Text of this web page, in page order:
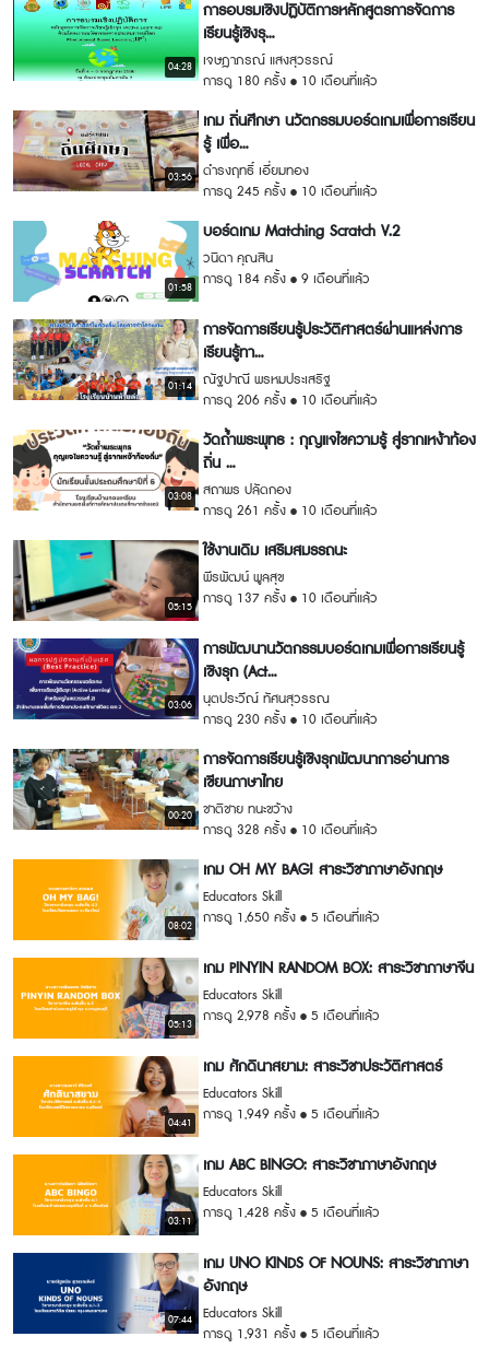
04:28
การอบรมเชิงปฏิบัติการหลักสูตรการจัดการ
เรียนรู้เชิงรุ...
เจษฎาภรณ์ แสงสุวรรณ์
การดู 180 ครั้ง
10 เดือนที่แล้ว
03:56
เกม ถิ่นศึกษา นวัตกรรมบอร์ดเกมเพื่อการเรียน
รู้ เพื่อ...
ดำรงฤทธิ์ เอี่ยมทอง
การดู 245 ครั้ง
10 เดือนที่แล้ว
01:58
บอร์ดเกม Matching Scratch V.2
วนิดา คุณสิน
การดู 184 ครั้ง
9 เดือนที่แล้ว
01:14
การจัดการเรียนรู้ประวัติศาสตร์ผ่านแหล่งการ
เรียนรู้ทา...
ณัฐปาณี พรหมประเสริฐ
การดู 206 ครั้ง
10 เดือนที่แล้ว
03:08
วัดถ้ำพระพุทธ : กุญแจไขความรู้ สู่รากเหง้าท้อง
ถิ่น ...
สถาพร ปลัดกอง
การดู 261 ครั้ง
10 เดือนที่แล้ว
05:15
ใช้งานเดิม เสริมสมรรถนะ
พีรพัฒน์ พูลสุข
การดู 137 ครั้ง
10 เดือนที่แล้ว
03:06
การพัฒนานวัตกรรมบอร์ดเกมเพื่อการเรียนรู้
เชิงรุก (Act...
นุตประวีณ์ ทัศนสุวรรณ
การดู 230 ครั้ง
10 เดือนที่แล้ว
00:20
การจัดการเรียนรู้เชิงรุกพัฒนาการอ่านการ
เขียนภาษาไทย
ชาติชาย ทนะขว้าง
การดู 328 ครั้ง
10 เดือนที่แล้ว
08:02
เกม OH MY BAG! สาระวิชาภาษาอังกฤษ
Educators Skill
การดู 1,650 ครั้ง
5 เดือนที่แล้ว
05:13
เกม PINYIN RANDOM BOX: สาระวิชาภาษาจีน
Educators Skill
การดู 2,978 ครั้ง
5 เดือนที่แล้ว
04:41
เกม ศักดินาสยาม: สาระวิชาประวัติศาสตร์
Educators Skill
การดู 1,949 ครั้ง
5 เดือนที่แล้ว
03:11
เกม ABC BINGO: สาระวิชาภาษาอังกฤษ
Educators Skill
การดู 1,428 ครั้ง
5 เดือนที่แล้ว
07:44
เกม UNO KINDS OF NOUNS: สาระวิชาภาษา
อังกฤษ
Educators Skill
การดู 1,931 ครั้ง
5 เดือนที่แล้ว